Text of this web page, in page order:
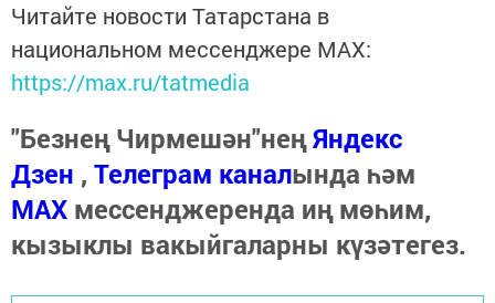
Читайте новости Татарстана в
национальном мессенджере MАХ:
https://max.ru/tatmedia
"Безнең Чирмешән"неңЯндекс
Дзен , Телеграм каналында һәм
МАХ мессенджеренда иң мөһим,
кызыклы вакыйгаларны күзәтегез.